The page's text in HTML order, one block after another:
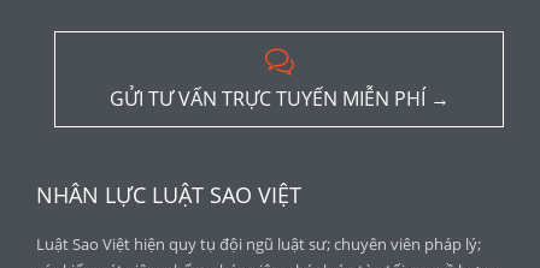

GỬI TƯ VẤN TRỰC TUYẾN MIỄN PHÍ →
NHÂN LỰC LUẬT SAO VIỆT
Luật Sao Việt hiện quy tụ đội ngũ luật sư; chuyên viên pháp lý;